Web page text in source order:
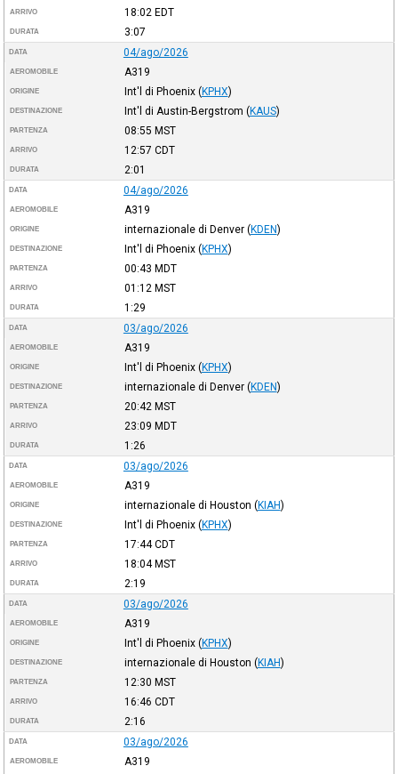
ARRIVO 18:02 EDT
DURATA 3:07
DATA 04/ago/2026
AEROMOBILE A319
ORIGINE Int'l di Phoenix (KPHX)
DESTINAZIONE Int'l di Austin-Bergstrom (KAUS)
PARTENZA 08:55 MST
ARRIVO 12:57 CDT
DURATA 2:01
DATA 04/ago/2026
AEROMOBILE A319
ORIGINE internazionale di Denver (KDEN)
DESTINAZIONE Int'l di Phoenix (KPHX)
PARTENZA 00:43 MDT
ARRIVO 01:12 MST
DURATA 1:29
DATA 03/ago/2026
AEROMOBILE A319
ORIGINE Int'l di Phoenix (KPHX)
DESTINAZIONE internazionale di Denver (KDEN)
PARTENZA 20:42 MST
ARRIVO 23:09 MDT
DURATA 1:26
DATA 03/ago/2026
AEROMOBILE A319
ORIGINE internazionale di Houston (KIAH)
DESTINAZIONE Int'l di Phoenix (KPHX)
PARTENZA 17:44CDT
ARRIVO 18:04MST
DURATA 2:19
DATA 03/ago/2026
AEROMOBILE A319
ORIGINE Int'l di Phoenix (KPHX)
DESTINAZIONE internazionale di Houston (KIAH)
PARTENZA 12:30 MST
ARRIVO 16:46 CDT
DURATA 2:16
DATA 03/ago/2026
AEROMOBILE A319